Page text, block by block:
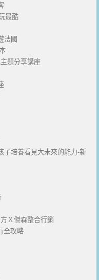
最酷
法國
題分享講座
子培養看見大未來的能力-新
Ｘ傑森整合行銷
全攻略